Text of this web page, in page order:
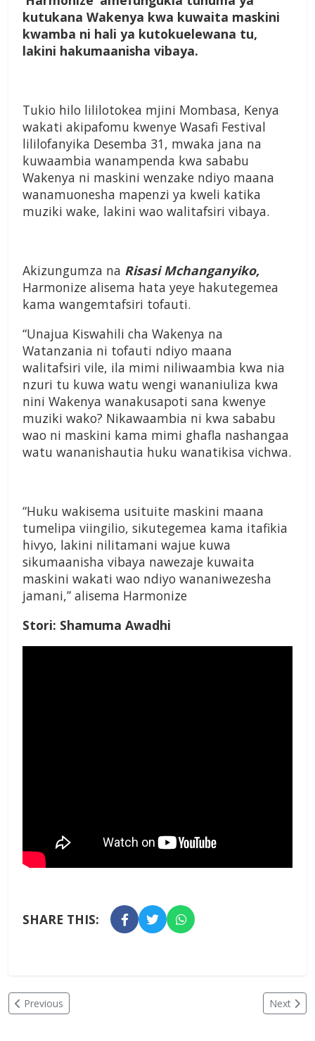
kutukana Wakenya kwa kuwaita maskini
kwamba ni hali ya kutokuelewana tu,
lakini hakumaanisha vibaya.
Tukio hilo lililotokea mjini Mombasa, Kenya
wakati akipafomu kwenye Wasafi Festival
lililofanyika Desemba 31, mwaka jana na
kuwaambia wanampenda kwa sababu
Wakenya ni maskini wenzake ndiyo maana
wanamuonesha mapenzi ya kweli katika
muziki wake, lakini wao walitafsiri vibaya.
Akizungumza na Risasi Mchanganyiko,
Harmonize alisema hata yeye hakutegemea
kama wangemtafsiri tofauti.
“Unajua Kiswahili cha Wakenya na
Watanzania ni tofauti ndiyo maana
walitafsiri vile, ila mimi niliwaambia kwa nia
nzuri tu kuwa watu wengi wananiuliza kwa
nini Wakenya wanakusapoti sana kwenye
muziki wako? Nikawaambia ni kwa sababu
wao ni maskini kama mimi ghafla nashangaa
watu wananishautia huku wanatikisa vichwa.
“Huku wakisema usituite maskini maana
tumelipa viingilio, sikutegemea kama itafikia
hivyo, lakini nilitamani wajue kuwa
sikumaanisha vibaya nawezaje kuwaita
maskini wakati wao ndiyo wananiwezesha
jamani,” alisema Harmonize
Stori: Shamuma Awadhi
SHARE THIS:
Previous Next